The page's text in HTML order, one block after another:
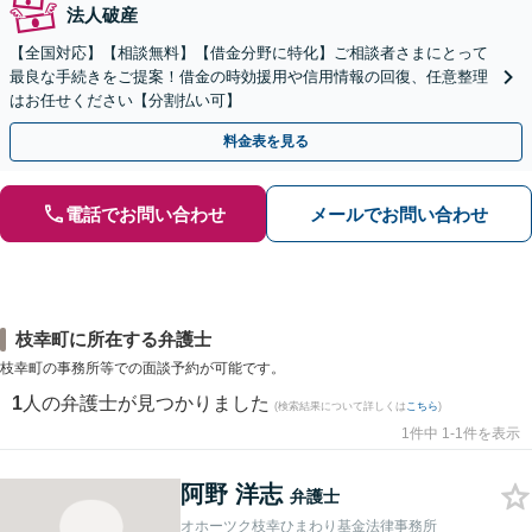
法人破産
【全国対応】【相談無料】【借金分野に特化】ご相談者さまにとって
最良な手続きをご提案！借金の時効援用や信用情報の回復、任意整理
はお任せください【分割払い可】
料金表を見る
電話でお問い合わせ メールでお問い合わせ
枝幸町に所在する弁護士
枝幸町の事務所等での面談予約が可能です。
1 人の弁護士が見つかりました (検索結果について詳しくは こちら)
1件中 1-1件を表示
阿野 洋志 弁護士
オホーツク枝幸ひまわり基金法律事務所